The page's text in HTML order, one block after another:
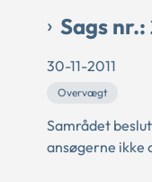
Sags nr.:
30-11-2011
Overvægt
Samrådet
ansøgerne ikke